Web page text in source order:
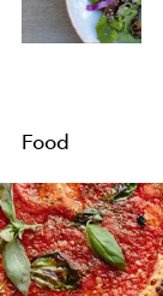
Food